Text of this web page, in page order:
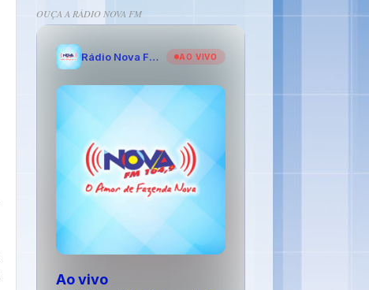
OUÇA A RÁDIO NOVA FM
Rádio Nova FM - O Amor de Fazenda Nova AO VIVO
Ao vivo